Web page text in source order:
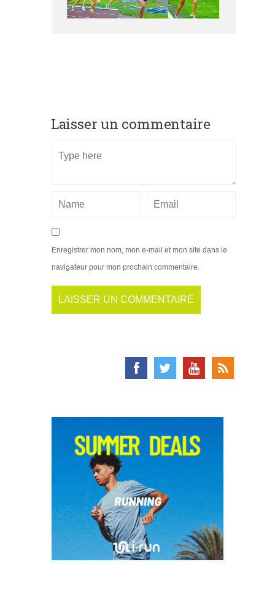
Laisser un commentaire
Enregistrer mon nom, mon e-mail et mon site dans le
navigateur pour mon prochain commentaire.